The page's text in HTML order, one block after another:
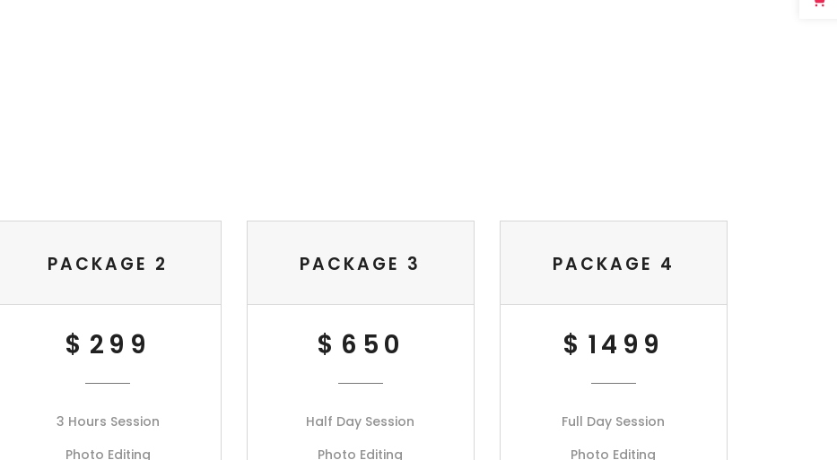
PACKAGE 2
$ 299
3 Hours Session
Photo Editing
PACKAGE 3
$ 650
Half Day Session
Photo Editing
PACKAGE 4
$ 1499
Full Day Session
Photo Editing